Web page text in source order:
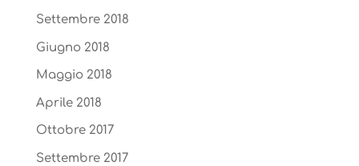
Settembre 2018
Giugno 2018
Maggio 2018
Aprile 2018
Ottobre 2017
Settembre 2017